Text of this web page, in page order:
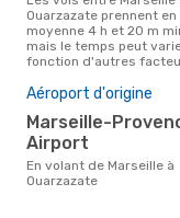
Ouarzazate prennent en
moyenne 4 h et 20 m
mais le temps peut
fonction d'autres
Aéroport d'origine
Marseille-Provence
Airport
En volant de Marseille à
Ouarzazate